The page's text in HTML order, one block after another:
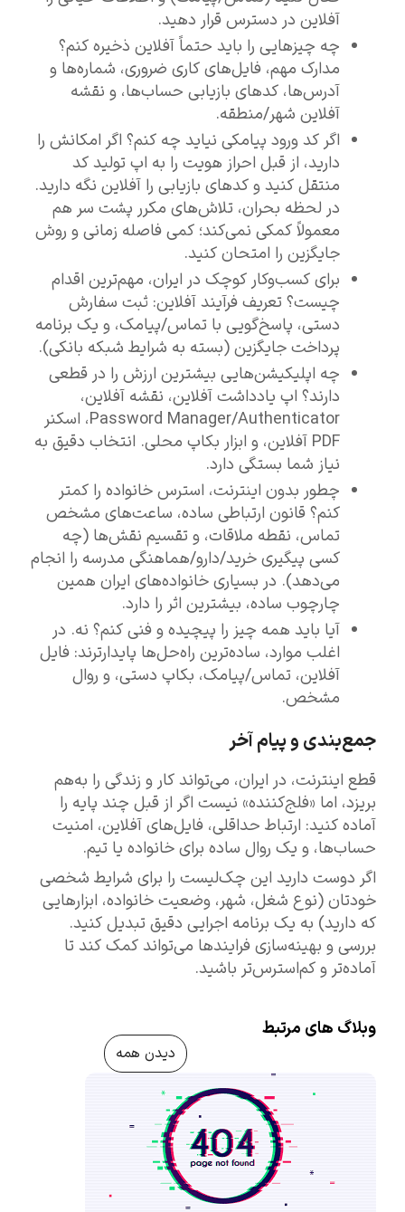
آفلاین در دسترس قرار دهید.
چه چیزهایی را باید حتماً آفلاین ذخیره کنم؟
مدارک مهم، فایل‌های کاری ضروری، شماره‌ها و
آدرس‌ها، کدهای بازیابی حساب‌ها، و نقشه
آفلاین شهر/منطقه.
اگر کد ورود پیامکی نیاید چه کنم؟ اگر امکانش را
دارید، از قبل احراز هویت را به اپ تولید کد
منتقل کنید و کدهای بازیابی را آفلاین نگه دارید.
در لحظه بحران، تلاش‌های مکرر پشت سر هم
معمولاً کمکی نمی‌کند؛ کمی فاصله زمانی و روش
جایگزین را امتحان کنید.
برای کسب‌وکار کوچک در ایران، مهم‌ترین اقدام
چیست؟ تعریف فرآیند آفلاین: ثبت سفارش
دستی، پاسخ‌گویی با تماس/پیامک، و یک برنامه
پرداخت جایگزین (بسته به شرایط شبکه بانکی).
چه اپلیکیشن‌هایی بیشترین ارزش را در قطعی
دارند؟ اپ یادداشت آفلاین، نقشه آفلاین،
Password Manager/Authenticator، اسکنر
PDF آفلاین، و ابزار بکاپ محلی. انتخاب دقیق به
نیاز شما بستگی دارد.
چطور بدون اینترنت، استرس خانواده را کمتر
کنم؟ قانون ارتباطی ساده، ساعت‌های مشخص
تماس، نقطه ملاقات، و تقسیم نقش‌ها (چه
کسی پیگیری خرید/دارو/هماهنگی مدرسه را انجام
می‌دهد). در بسیاری خانواده‌های ایران همین
چارچوب ساده، بیشترین اثر را دارد.
آیا باید همه چیز را پیچیده و فنی کنم؟ نه. در
اغلب موارد، ساده‌ترین راه‌حل‌ها پایدارترند: فایل
آفلاین، تماس/پیامک، بکاپ دستی، و روال
مشخص.
جمع‌بندی و پیام آخر
قطع اینترنت، در ایران، می‌تواند کار و زندگی را به‌هم
بریزد، اما «فلج‌کننده» نیست اگر از قبل چند پایه را
آماده کنید: ارتباط حداقلی، فایل‌های آفلاین، امنیت
حساب‌ها، و یک روال ساده برای خانواده یا تیم.
اگر دوست دارید این چک‌لیست را برای شرایط شخصی
خودتان (نوع شغل، شهر، وضعیت خانواده، ابزارهایی
که دارید) به یک برنامه اجرایی دقیق تبدیل کنید.
بررسی و بهینه‌سازی فرایندها می‌تواند کمک کند تا
آماده‌تر و کم‌استرس‌تر باشید.
وبلاگ های مرتبط
دیدن همه